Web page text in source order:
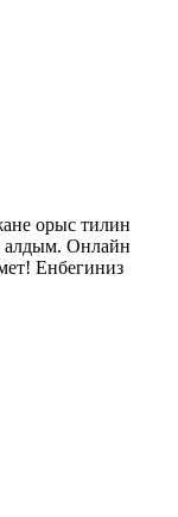
орыс тилин
алдым. Онлайн
Енбегиниз